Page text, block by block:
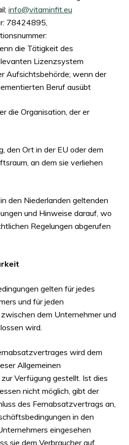
info@vitaminfit.eu
78424895,
die Tätigkeit des
Lizenzsystem
Aufsichtsbehörde; wenn der
Beruf ausübt
die Organisation, der er
den Ort in der EU oder dem
an dem sie verliehen
den Niederlanden geltenden
und Hinweise darauf, wo
Regelungen abgerufen
gelten für jedes
und für jeden
dem Unternehmer und
wird.
wird dem
Allgemeinen
Verfügung gestellt. Ist dies
nicht möglich, gibt der
des Fernabsatzvertrags an,
in den
eingesehen
sie dem Verbraucher auf